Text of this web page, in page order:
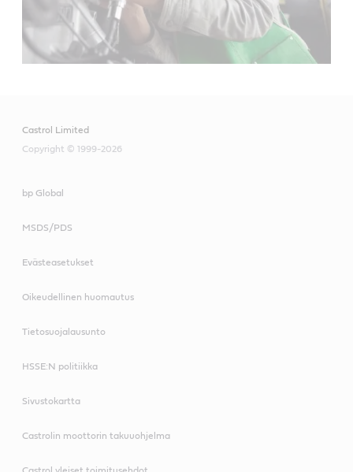
Castrol Limited
Copyright © 1999-2026
bp Global
MSDS/PDS
Evästeasetukset
Oikeudellinen huomautus
Tietosuojalausunto
HSSE:N politiikka
Sivustokartta
Castrolin moottorin takuuohjelma